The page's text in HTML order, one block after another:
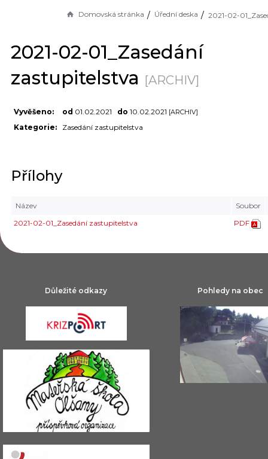
Domovská stránka Úřední deska
2021-02-01_Zasedání
zastupitelstva [ARCHIV]
Vyvěšeno: od 01.02.2021 do 10.02.2021 [ARCHIV]
Kategorie: Zasedání zastupitelstva
Přílohy
Název
Soubor
2021-02-01_Zasedání zastupitelstva
PDF
Důležité odkazy Pohledy na obec